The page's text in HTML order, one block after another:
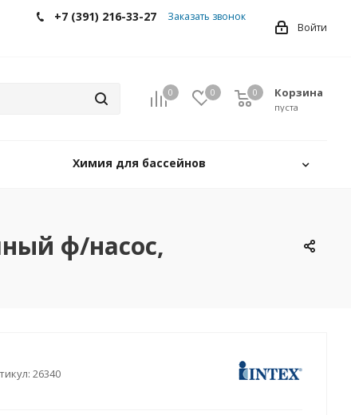
Войти
+7 (391) 216-33-27 Заказать звонок
0 0 Корзина
0
пуста
0
Химия для бассейнов
ф/насос,
26340